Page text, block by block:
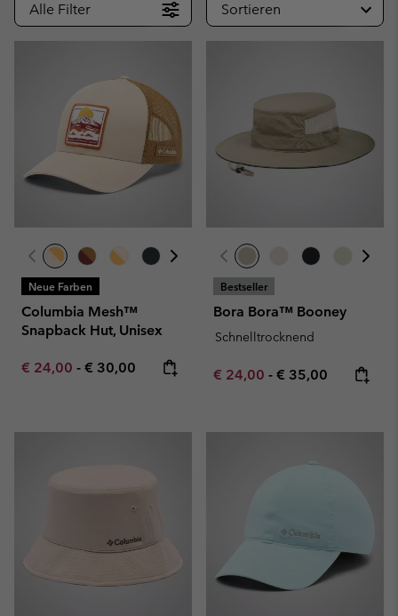
Alle Filter Sortieren
Neue Farben
Columbia Mesh™
Snapback Hut, Unisex
Minimum sale price:
€ 24,00 - Maximum price:
€ 30,00
Bestseller
Bora Bora™ Booney
Schnelltrocknend
Minimum sale price:
€ 24,00 - Maximum price:
€ 35,00